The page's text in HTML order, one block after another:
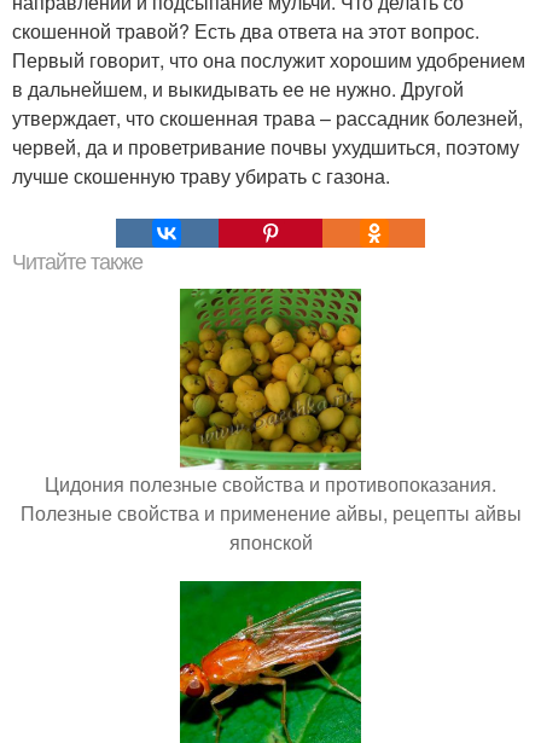
скошенной травой? Есть два ответа на этот вопрос.
Первый говорит, что она послужит хорошим удобрением
в дальнейшем, и выкидывать ее не нужно. Другой
утверждает, что скошенная трава – рассадник болезней,
червей, да и проветривание почвы ухудшиться, поэтому
лучше скошенную траву убирать с газона.
Читайте также
Цидония полезные свойства и противопоказания.
Полезные свойства и применение айвы, рецепты айвы
японской